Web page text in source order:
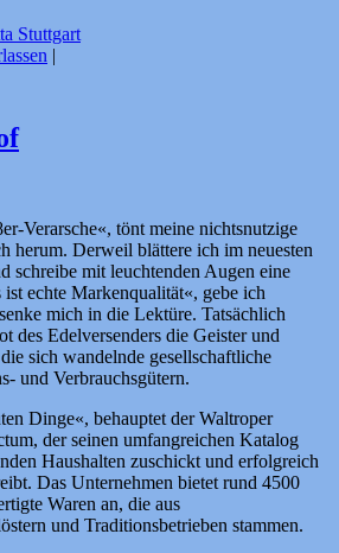
Stuttgart
|
Verarsche«, tönt meine nichtsnutzige
herum. Derweil blättere ich im neuesten
schreibe mit leuchtenden Augen eine
echte Markenqualität«, gebe ich
mich in die Lektüre. Tatsächlich
des Edelversenders die Geister und
sich wandelnde gesellschaftliche
und Verbrauchsgütern.
Dinge«, behauptet der Waltroper
der seinen umfangreichen Katalog
Haushalten zuschickt und erfolgreich
Das Unternehmen bietet rund 4500
Waren an, die aus
und Traditionsbetrieben stammen.